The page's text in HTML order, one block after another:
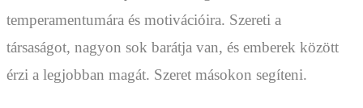
temperamentumára és motivációira. Szereti a
társaságot, nagyon sok barátja van, és emberek között
érzi a legjobban magát. Szeret másokon segíteni.